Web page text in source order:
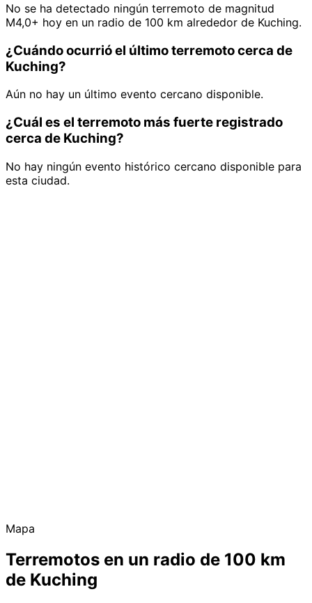
No se ha detectado ningún terremoto de magnitud
M4,0+ hoy en un radio de 100 km alrededor de Kuching.
¿Cuándo ocurrió el último terremoto cerca de
Kuching?
Aún no hay un último evento cercano disponible.
¿Cuál es el terremoto más fuerte registrado
cerca de Kuching?
No hay ningún evento histórico cercano disponible para
esta ciudad.
Mapa
Terremotos en un radio de 100 km
de Kuching